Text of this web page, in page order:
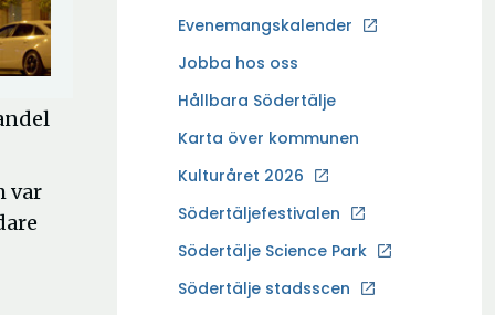
p
n
a
y
t
f
ö
Evenemangskalender
Jobba hos oss
Ö
p
n
a
y
t
Hållbara Södertälje
Karta över kommunen
Kulturåret 2026
Södertäljefestivalen
Södertälje Science Park
Ö
p
Södertälje stadsscen
var